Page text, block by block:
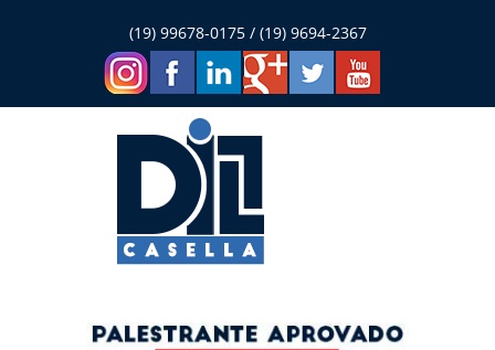
(19) 99678-0175 / (19) 9694-2367